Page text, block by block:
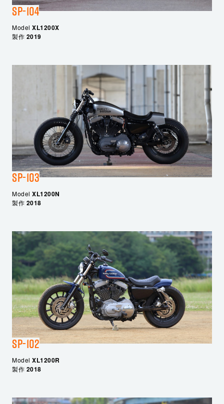
SP-104
Model XL1200X
製作 2019
SP-103
Model XL1200N
製作 2018
SP-102
Model XL1200R
製作 2018